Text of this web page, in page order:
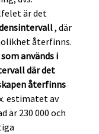
är det
, där
återfinns.
används i
där det
återfinns
estimatet av
är 230 000 och